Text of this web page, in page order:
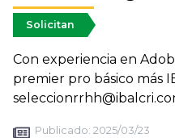
Solicitan
Con experiencia en
premier pro básico más
Publicado: 2025/03/23